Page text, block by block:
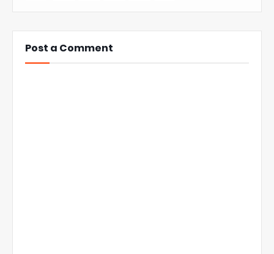
Post a Comment